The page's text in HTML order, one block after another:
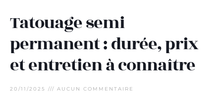
Tatouage semi
permanent : durée, prix
et entretien à connaître
20/11/2025 AUCUN COMMENTAIRE